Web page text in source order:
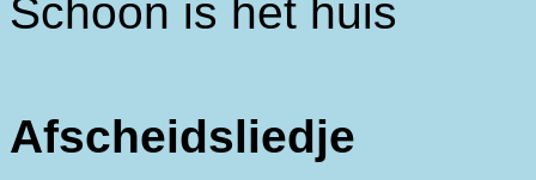
Schoon is het huis
Afscheidsliedje